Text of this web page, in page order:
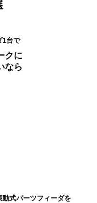
1台で
クに
なら
動式パーツフィーダを